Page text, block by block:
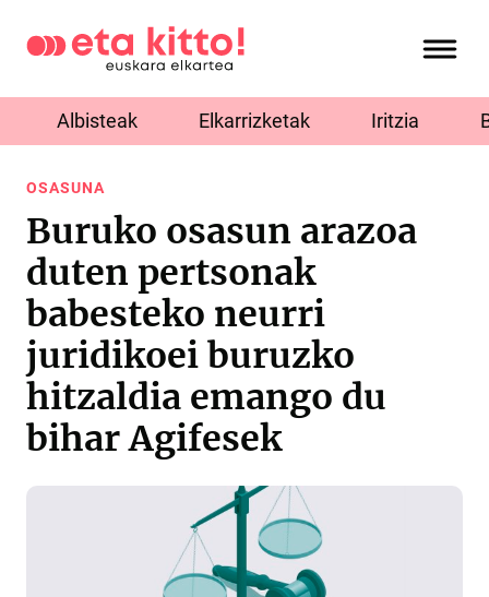
Albisteak Elkarrizketak Iritzia
OSASUNA
Buruko osasun arazoa
duten pertsonak
babesteko neurri
juridikoei buruzko
hitzaldia emango du
bihar Agifesek